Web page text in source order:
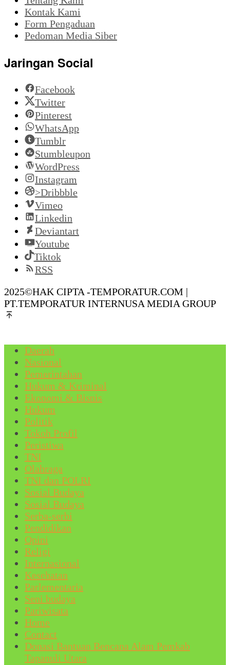
Kontak Kami
Form Pengaduan
Pedoman Media Siber
Jaringan Social
Facebook
Twitter
Pinterest
WhatsApp
Tumblr
Stumbleupon
WordPress
Instagram
>Dribbble
Vimeo
Linkedin
Deviantart
Youtube
Tiktok
RSS
2025©HAK CIPTA -TEMPORATUR.COM |
PT.TEMPORATUR INTERNUSA MEDIA GROUP
Daerah
Nasional
Pemerintahan
Hukum & Kriminal
Ekonomi & Bisnis
Hukum
Politik
Tokoh Profil
Peristiwa
TNI
Olahraga
TNI dan POLRI
Sosial Budaya
Sosial Budaya
Serba-serbi
Pendidikan
Opini
Religi
Internasional
Kesehatan
Parlementaria
Seni budaya
Pariwisata
Home
Contact
Donasi Bantuan Bencana Alam Pemkab
Tapanuli Utara